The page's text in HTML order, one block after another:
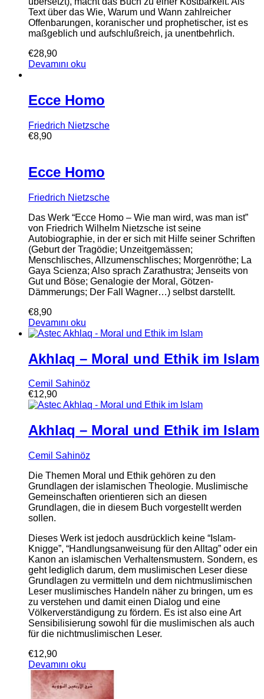
Text über das Wie, Warum und Wann zahlreicher
Offenbarungen, koranischer und prophetischer, ist es
maßgeblich und aufschlußreich, ja unentbehrlich.
€28,90
Devamını oku
Ecce Homo
Friedrich Nietzsche
€8,90
Ecce Homo
Friedrich Nietzsche
Das Werk “Ecce Homo – Wie man wird, was man ist”
von Friedrich Wilhelm Nietzsche ist seine
Autobiographie, in der er sich mit Hilfe seiner Schriften
(Geburt der Tragödie; Unzeitgemässen;
Menschlisches, Allzumenschlisches; Morgenröthe; La
Gaya Scienza; Also sprach Zarathustra; Jenseits von
Gut und Böse; Genalogie der Moral, Götzen-
Dämmerungs; Der Fall Wagner…) selbst darstellt.
€8,90
Devamını oku
Akhlaq – Moral und Ethik im Islam
Cemil Sahinöz
€12,90
Akhlaq – Moral und Ethik im Islam
Cemil Sahinöz
Die Themen Moral und Ethik gehören zu den
Grundlagen der islamischen Theologie. Muslimische
Gemeinschaften orientieren sich an diesen
Grundlagen, die in diesem Buch vorgestellt werden
sollen.
Dieses Werk ist jedoch ausdrücklich keine “Islam-
Knigge”, “Handlungsanweisung für den Alltag” oder ein
Kanon an islamischen Verhaltensmustern. Sondern, es
geht lediglich darum, dem muslimischen Leser diese
Grundlagen zu vermitteln und dem nichtmuslimischen
Leser muslimisches Handeln näher zu bringen, um es
zu verstehen und damit einen Dialog und eine
Völkerverständigung zu fördern. Es ist also eine Art
Sensibilisierung sowohl für die muslimischen als auch
für die nichtmuslimischen Leser.
€12,90
Devamını oku